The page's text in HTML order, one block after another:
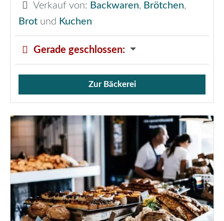
Verkauf von: Backwaren, Brötchen,
Brot und Kuchen
Gerade geschlossen:
Verkauf von Brötchen,
Zur Bäckerei